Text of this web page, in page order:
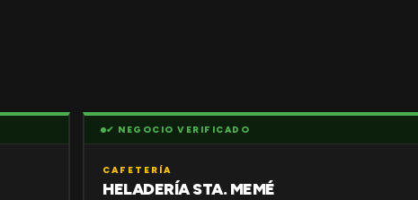
✔ NEGOCIO VERIFICADO
CAFETERÍA
HELADERÍA STA. MEMÉ